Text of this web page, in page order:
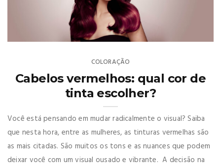
COLORAÇÃO
Cabelos vermelhos: qual cor de
tinta escolher?
Você está pensando em mudar radicalmente o visual? Saiba
que nesta hora, entre as mulheres, as tinturas vermelhas são
as mais citadas. São muitos os tons e as nuances que podem
deixar você com um visual ousado e vibrante. A decisão na